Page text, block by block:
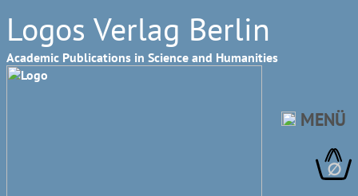
Logos Verlag Berlin
Academic Publications in Science and Humanities
∅
MENÜ